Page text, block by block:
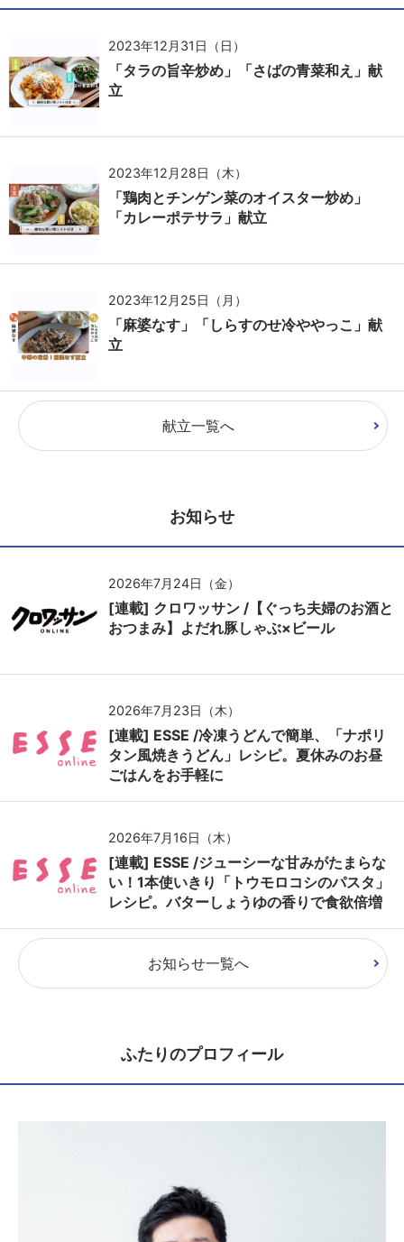
2023年12月31日（日）
「タラの旨辛炒め」「さばの青菜和え」献
立
2023年12月28日（木）
「鶏肉とチンゲン菜のオイスター炒め」
「カレーポテサラ」献立
2023年12月25日（月）
「麻婆なす」「しらすのせ冷ややっこ」献
立
献立一覧へ
お知らせ
2026年7月24日（金）
[連載] クロワッサン /【ぐっち夫婦のお酒と
おつまみ】よだれ豚しゃぶ×ビール
2026年7月23日（木）
[連載] ESSE /冷凍うどんで簡単、「ナポリ
タン風焼きうどん」レシピ。夏休みのお昼
ごはんをお手軽に
2026年7月16日（木）
[連載] ESSE /ジューシーな甘みがたまらな
い！1本使いきり「トウモロコシのパスタ」
レシピ。バターしょうゆの香りで食欲倍増
お知らせ一覧へ
ふたりのプロフィール